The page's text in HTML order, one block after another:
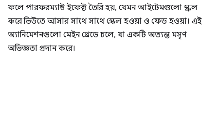
ফলে পারফরম্যান্ট ইফেক্ট তৈরি হয়, যেমন আইটেমগুলো স্ক্রল
করে ভিউতে আসার সাথে সাথে স্কেল হওয়া ও ফেড হওয়া। এই
অ্যানিমেশনগুলো মেইন থ্রেডে চলে, যা একটি অত্যন্ত মসৃণ
অভিজ্ঞতা প্রদান করে।